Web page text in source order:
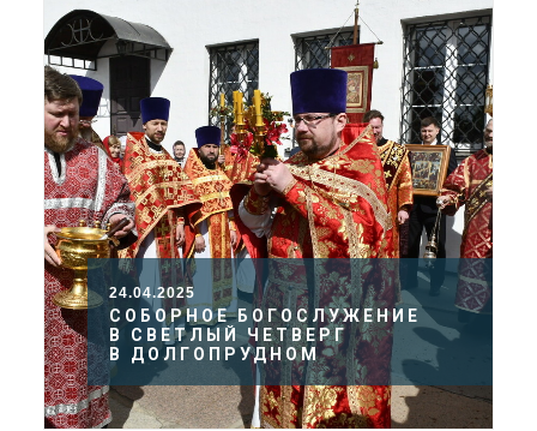
24.04.2025
СОБОРНОЕ БОГОСЛУЖЕНИЕ
В СВЕТЛЫЙ ЧЕТВЕРГ
В ДОЛГОПРУДНОМ